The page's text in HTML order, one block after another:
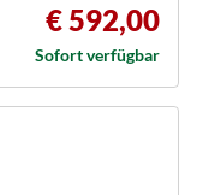
€ 592,00
Sofort verfügbar